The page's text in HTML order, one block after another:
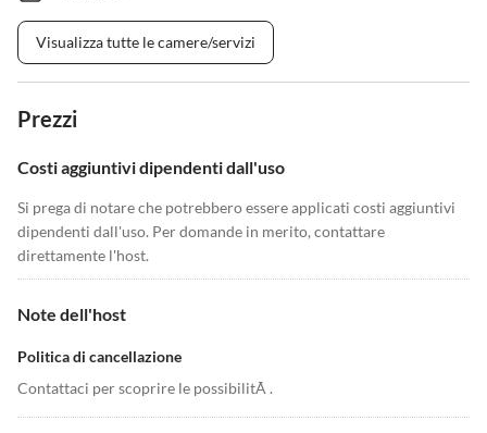
Visualizza tutte le camere/servizi
Prezzi
Costi aggiuntivi dipendenti dall'uso
Si prega di notare che potrebbero essere applicati costi aggiuntivi
dipendenti dall'uso. Per domande in merito, contattare
direttamente l'host.
Note dell'host
Politica di cancellazione
Contattaci per scoprire le possibilitÃ .